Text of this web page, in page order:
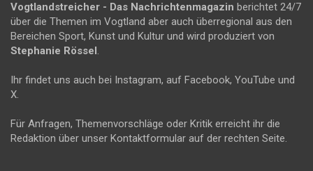
Vogtlandstreicher - Das Nachrichtenmagazin berichtet 24/7
über die Themen im Vogtland aber auch überregional aus den
Bereichen Sport, Kunst und Kultur und wird produziert von
Stephanie Rössel .
Ihr findet uns auch bei Instagram, auf Facebook, YouTube und
X.
Für Anfragen, Themenvorschläge oder Kritik erreicht ihr die
Redaktion über unser Kontaktformular auf der rechten Seite.